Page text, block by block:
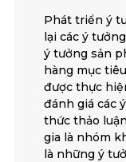
Phát triển ý
lại các ý
ý tưởng sản
hàng mục
được thực
đánh giá các
thức thảo
gia là nhóm
là những ý